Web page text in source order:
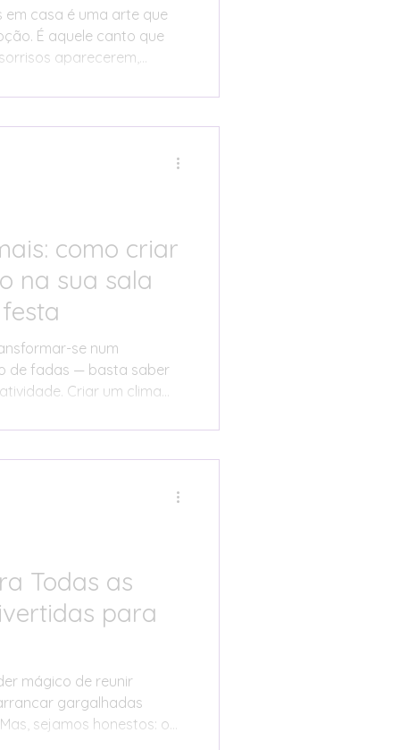
em casa é uma arte que
É aquele canto que
aparecerem,
a mesa de doces é o
cenário das fotografias,
pouco de criatividade,
como criar
na sua sala
se num
de fadas — basta saber
Criar um clima
da forma como se
volumes. Neste artigo, vai
para criar uma festa
Todas as
para
mágico de reunir
gargalhadas
sejamos honestos: o